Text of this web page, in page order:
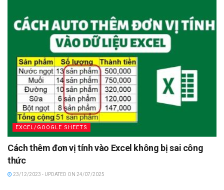
EXCEL/GOOGLE SHEETS
Cách thêm đơn vị tính vào Excel không bị sai công
thức
23/12/2023 - UPDATED ON 24/07/2025